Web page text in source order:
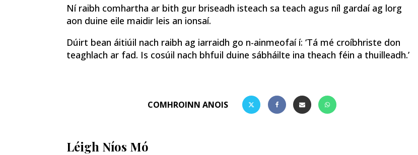
Ní raibh comhartha ar bith gur briseadh isteach sa teach agus níl gardaí ag lorg
aon duine eile maidir leis an ionsaí.
Dúirt bean áitiúil nach raibh ag iarraidh go n-ainmeofaí í: ‘Tá mé croíbhriste don
teaghlach ar fad. Is cosúil nach bhfuil duine sábháilte ina theach féin a thuilleadh.’
COMHROINN ANOIS
Léigh Níos Mó